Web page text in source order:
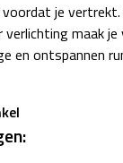
je
maak je
en ontspannen